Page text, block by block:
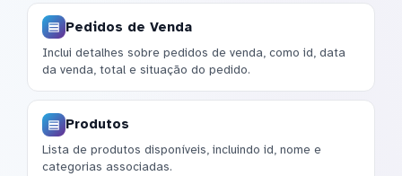
Pedidos de Venda
Inclui detalhes sobre pedidos de venda, como id, data
da venda, total e situação do pedido.
Produtos
Lista de produtos disponíveis, incluindo id, nome e
categorias associadas.